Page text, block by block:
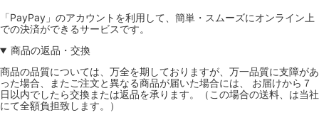
「PayPay」のアカウントを利用して、簡単・スムーズにオンライン上
での決済ができるサービスです。
商品の返品・交換
商品の品質については、万全を期しておりますが、万一品質に支障があ
った場合、またご注文と異なる商品が届いた場合には、 お届けから７
日以内でしたら交換または返品を承ります。（この場合の送料、は当社
にて全額負担致します。）